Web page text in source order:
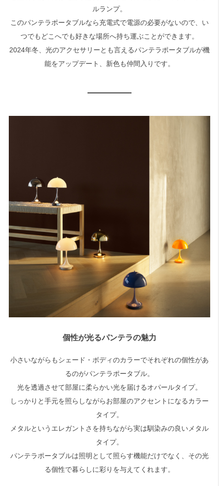
ルランプ。
このパンテラポータブルなら充電式で電源の必要がないので、い
つでもどこへでも好きな場所へ持ち運ぶことができます。
2024年冬、光のアクセサリーとも言えるパンテラポータブルが機
能をアップデート、新色も仲間入りです。
個性が光るパンテラの魅力
小さいながらもシェード・ボディのカラーでそれぞれの個性があ
るのがパンテラポータブル。
光を透過させて部屋に柔らかい光を届けるオパールタイプ。
しっかりと手元を照らしながらお部屋のアクセントになるカラー
タイプ。
メタルというエレガントさを持ちながら実は馴染みの良いメタル
タイプ。
パンテラポータブルは照明として照らす機能だけでなく、その光
る個性で暮らしに彩りを与えてくれます。